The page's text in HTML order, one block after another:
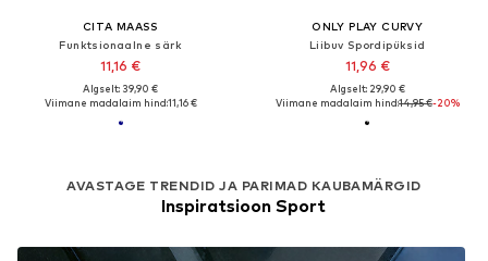
CITA MAASS
Funktsionaalne särk
11,16 €
Algselt: 39,90 €
Viimane madalaim hind:11,16 €
ONLY PLAY CURVY
Liibuv Spordipüksid
11,96 €
Algselt: 29,90 €
Viimane madalaim hind:14,95 €-20%
AVASTAGE TRENDID JA PARIMAD KAUBAMÄRGID
Inspiratsioon Sport